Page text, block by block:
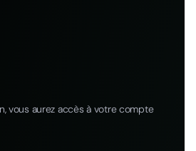
vous aurez accès à votre compte